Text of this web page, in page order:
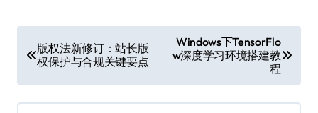
章
导
航
版权法新修订：站长版
权保护与合规关键要点
Windows下TensorFlo
w深度学习环境搭建教
程